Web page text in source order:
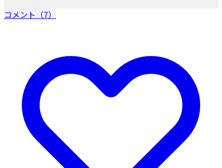
コメント（7）